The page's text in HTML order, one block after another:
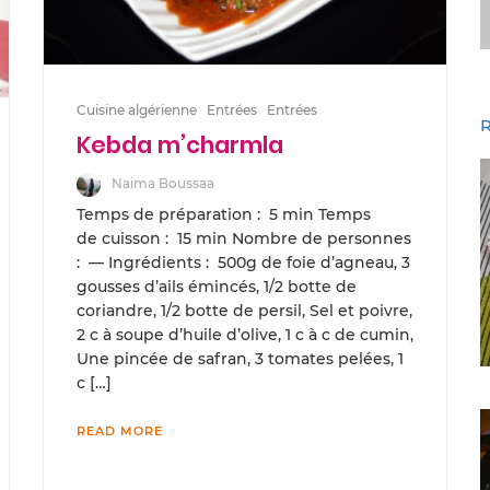
Cuisine algérienne Entrées Entrées
Kebda m’charmla
Naima Boussaa
Temps de préparation : 5 min Temps
de cuisson : 15 min Nombre de personnes
: — Ingrédients : 500g de foie d’agneau, 3
gousses d’ails émincés, 1/2 botte de
coriandre, 1/2 botte de persil, Sel et poivre,
2 c à soupe d’huile d’olive, 1 c à c de cumin,
Une pincée de safran, 3 tomates pelées, 1
c […]
READ MORE